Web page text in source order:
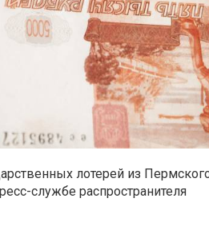
лотерей из
службе распространителя